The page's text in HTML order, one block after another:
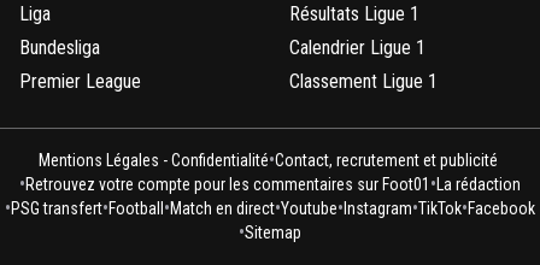
Liga
Bundesliga
Premier League
Résultats Ligue 1
Calendrier Ligue 1
Classement Ligue 1
Mentions Légales - Confidentialité•Contact, recrutement et publicité
•Retrouvez votre compte pour les commentaires sur Foot01 • La rédaction
•PSG transfert•Football •Match en direct•Youtube• Instagram•TikTok•Facebook
•Sitemap